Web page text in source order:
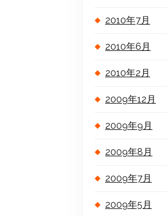
2010年7月
2010年6月
2010年2月
2009年12月
2009年9月
2009年8月
2009年7月
2009年5月